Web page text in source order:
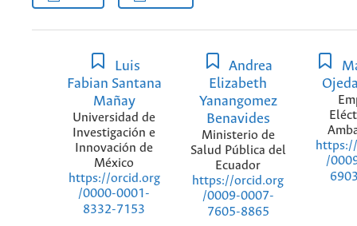
Luis
Fabian Santana
Mañay
Universidad de
Investigación e
Innovación de
México
https://orcid.org
/0000-0001-
8332-7153
Andrea
Elizabeth
Yanangomez
Benavides
Ministerio de
Salud Pública del
Ecuador
https://orcid.org
/0009-0007-
7605-8865
/